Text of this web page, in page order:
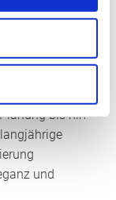
Niveau
bis hin
und